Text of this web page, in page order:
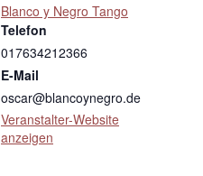
Blanco y Negro Tango
Telefon
017634212366
E-Mail
oscar@blancoynegro.de
Veranstalter-Website
anzeigen